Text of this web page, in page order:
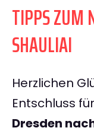
TIPPS ZUM
SHAULIAI
Herzlichen
Entschluss
Dresden